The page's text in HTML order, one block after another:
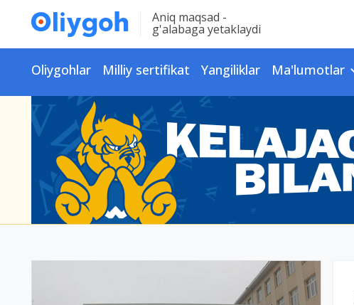
Aniq maqsad -
g'alabaga yetaklaydi
Oliygohlar Milliy sertifikat Yangiliklar Ma'lumotlar